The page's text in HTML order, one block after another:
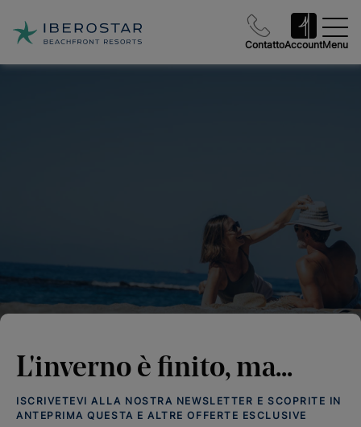
ContattoAccountMenu
L'inverno è finito, ma...
ISCRIVETEVI ALLA NOSTRA NEWSLETTER E SCOPRITE IN
ANTEPRIMA QUESTA E ALTRE OFFERTE ESCLUSIVE